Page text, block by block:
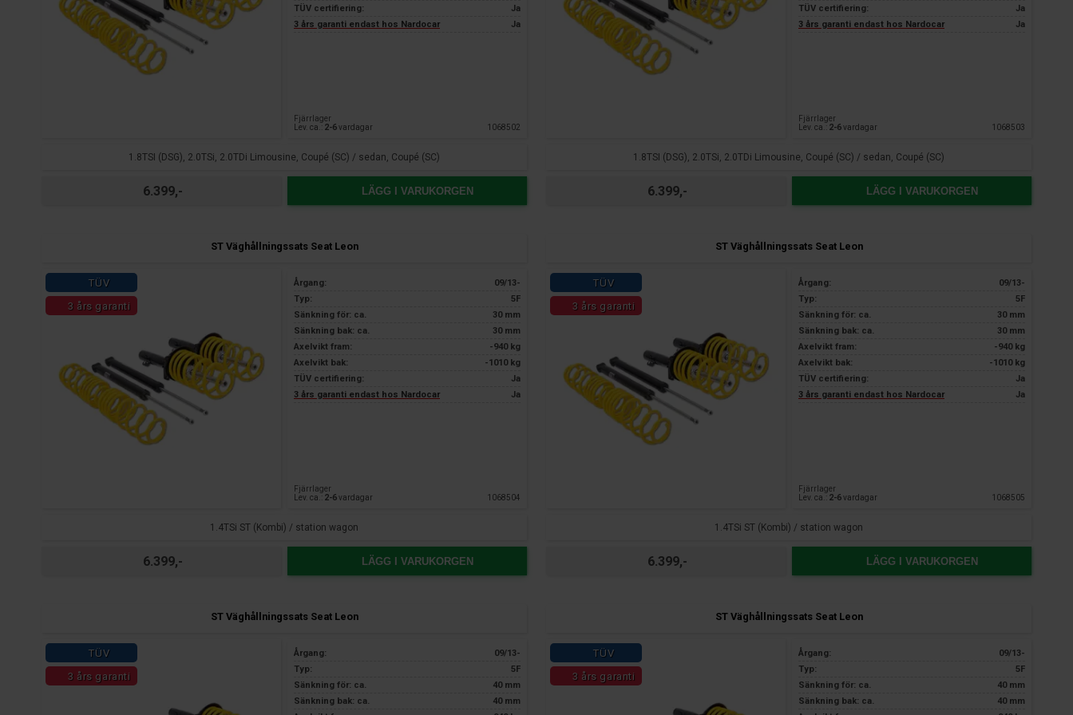
TÜV certifiering:
Ja
3 års garanti endast hos Nardocar
Ja
Fjärrlager
Lev. ca.: 2-6vardagar 1068502
1.8TSI (DSG), 2.0TSi, 2.0TDi Limousine, Coupé (SC) / sedan, Coupé (SC)
6.399,- LÄGG I VARUKORGEN
TÜV certifiering:
Ja
3 års garanti endast hos Nardocar
Ja
Fjärrlager
Lev. ca.: 2-6vardagar 1068503
1.8TSI (DSG), 2.0TSi, 2.0TDi Limousine, Coupé (SC) / sedan, Coupé (SC)
6.399,- LÄGG I VARUKORGEN
ST Väghållningssats Seat Leon
TÜV
3 års garanti
Årgang:
09/13-
Typ:
5F
Sänkning för: ca.
30 mm
Sänkning bak: ca.
30 mm
Axelvikt fram:
-940 kg
Axelvikt bak:
-1010 kg
TÜV certifiering:
Ja
3 års garanti endast hos Nardocar
Ja
Fjärrlager
Lev. ca.: 2-6vardagar 1068504
1.4TSi ST (Kombi) / station wagon
6.399,- LÄGG I VARUKORGEN
ST Väghållningssats Seat Leon
TÜV
3 års garanti
Årgang:
09/13-
Typ:
5F
Sänkning för: ca.
30 mm
Sänkning bak: ca.
30 mm
Axelvikt fram:
-940 kg
Axelvikt bak:
-1010 kg
TÜV certifiering:
Ja
3 års garanti endast hos Nardocar
Ja
Fjärrlager
Lev. ca.: 2-6vardagar 1068505
1.4TSi ST (Kombi) / station wagon
6.399,- LÄGG I VARUKORGEN
ST Väghållningssats Seat Leon
TÜV
3 års garanti
Årgang:
09/13-
Typ:
5F
Sänkning för: ca.
40 mm
Sänkning bak: ca.
40 mm
ST Väghållningssats Seat Leon
TÜV
3 års garanti
Årgang:
09/13-
Typ:
5F
Sänkning för: ca.
40 mm
Sänkning bak: ca.
40 mm